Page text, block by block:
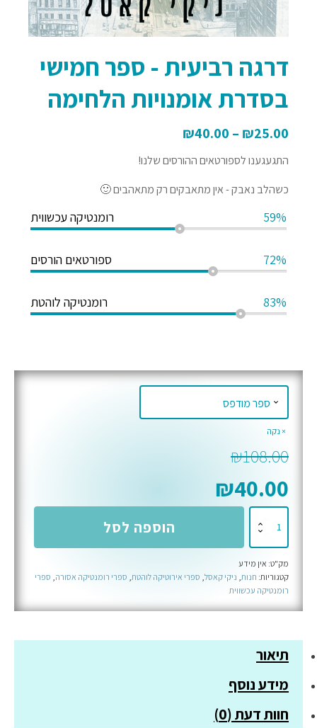
דרגה רביעית - ספר חמישי
בסדרת אומנויות הלחימה
₪25.00
–
₪40.00
התגעגענו לספורטאים ההורסים שלנו!
כשהלב נאבק - אין מתאבקים רק מתאהבים 🙂
רומנטיקה עכשווית 59%
ספורטאים הורסים 72%
רומנטיקה לוהטת 83%
נקה
₪108.00
₪40.00
רביעית
-
ספר
בסדרת
אומנויות
הוספה לסל
מק"ט: אין מידע
קטגוריות: חנות ניקי קאסל ספרי אירוטיקה לוהטת ספרי רומנטיקה אסורה ספרי
רומנטיקה עכשווית
תיאור
מידע נוסף
חוות דעת (0)